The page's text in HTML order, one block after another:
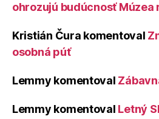
ohrozujú budúcnosť Múzea
Kristián Čura komentoval
osobná púť
Lemmy komentoval
Lemmy komentoval Letný